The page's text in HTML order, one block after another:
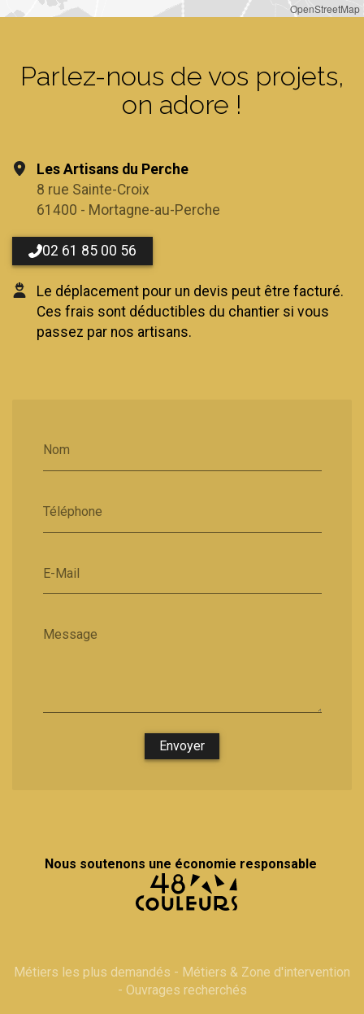
OpenStreetMap
Parlez-nous de vos projets,
on adore !
Nom
Téléphone
E-Mail
Message
Envoyer
Les Artisans du Perche
8 rue Sainte-Croix
61400 - Mortagne-au-Perche
02 61 85 00 56
Le déplacement pour un devis peut être facturé.
Ces frais sont déductibles du chantier si vous
passez par nos artisans.
Nous soutenons une économie responsable
Métiers les plus demandés - Métiers & Zone d'intervention
- Ouvrages recherchés